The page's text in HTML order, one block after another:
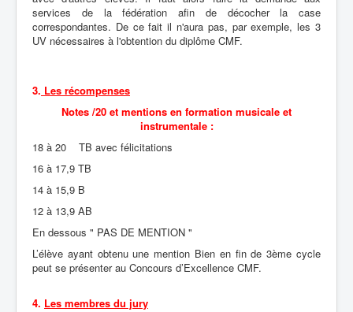
services de la fédération afin de décocher la case
correspondantes. De ce fait il n'aura pas, par exemple, les 3
UV nécessaires à l'obtention du diplôme CMF.
3. Les récompenses
Notes /20 et mentions en formation musicale et
instrumentale :
18 à 20 TB avec félicitations
16 à 17,9 TB
14 à 15,9 B
12 à 13,9 AB
En dessous " PAS DE MENTION "
L’élève ayant obtenu une mention Bien en fin de 3ème cycle
peut se présenter au Concours d’Excellence CMF.
4. Les membres du jury